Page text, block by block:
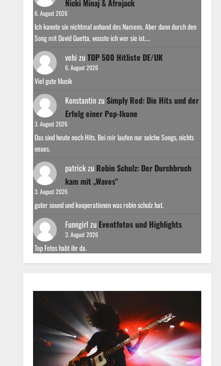
Nicki Minaj & Afrojack
6. August 2026
Ich kannte sie nichtmal anhand des Namens. Aber dann durch den
Song mit David Guetta, wusste ich wer sie ist.…
vehi zu TOP 500 Hitliste DE/UK
6. August 2026
Viel gute Musik
Konstantinzu Simply Red: Die Hits und der
Erfolg einer Pop-Ikone
3. August 2026
Das sind heute noch Hits. Bei mir laufen nur solche Songs, nichts
neues.
patrickzu Robin Schulz: Der Durchbruch
kam mit „Waves“
3. August 2026
guter sound und kooperationen was robin schulz hat.
Funngirl zu Eventfotos und Highlights
3. August 2026
Top Fotos habt ihr da.